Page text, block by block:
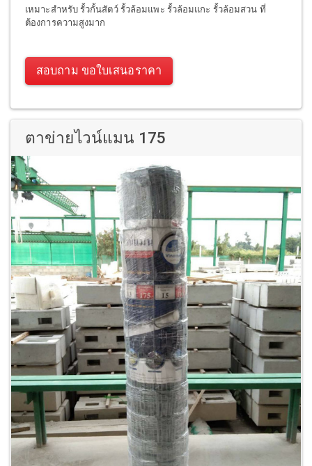
เหมาะสำหรับ รั้วกั้นสัตว์ รั้วล้อมแพะ รั้วล้อมแกะ รั้วล้อมสวน ที่
ต้องการความสูงมาก
สอบถาม ขอใบเสนอราคา
ตาข่ายไวน์แมน 175